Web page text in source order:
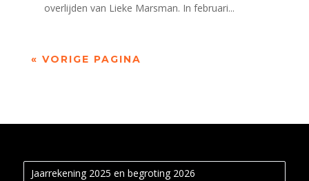
overlijden van Lieke Marsman. In februari...
« VORIGE PAGINA
Jaarrekening 2025 en begroting 2026